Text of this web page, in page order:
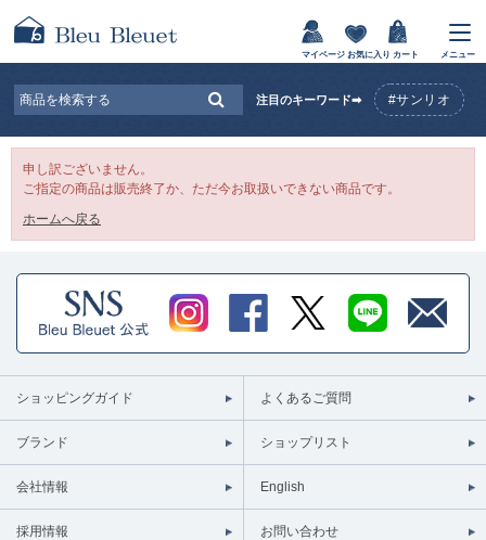
マイページ お気に入り カート メニュー
注目のキーワード➡ #サンリオ
申し訳ございません。
ご指定の商品は販売終了か、ただ今お取扱いできない商品です。
ホームへ戻る
ショッピングガイド よくあるご質問
ブランド ショップリスト
会社情報 English
採用情報 お問い合わせ